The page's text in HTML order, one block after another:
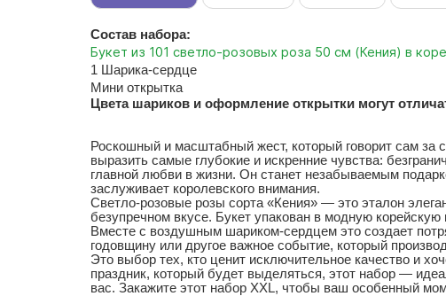
Состав набора:
Букет из 101 светло-розовых роза 50 см (Кения) в
1 Шарика-сердце
Мини открытка
Цвета шариков и оформление открытки могут
Роскошный и масштабный жест, который говорит сам за
выразить самые глубокие и искренние чувства:
главной любви в жизни. Он станет незабываемым
заслуживает королевского внимания.
Светло-розовые розы сорта «Кения» — это эталон
безупречном вкусе. Букет упакован в модную
Вместе с воздушным шариком-сердцем это создает
годовщину или другое важное событие, который
Это выбор тех, кто ценит исключительное качество и
праздник, который будет выделяться, этот набор —
вас. Закажите этот набор XXL, чтобы ваш особенный